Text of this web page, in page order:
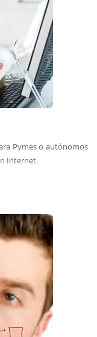
Pymes o autónomos
Internet.